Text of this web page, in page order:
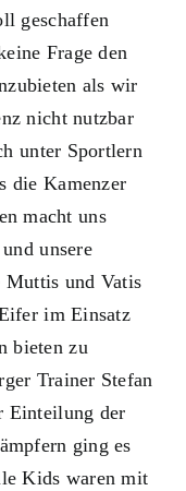
geschaffen
Frage den
als wir
nicht nutzbar
unter Sportlern
die Kamenzer
macht uns
unsere
Muttis und Vatis
im Einsatz
bieten zu
Trainer Stefan
Einteilung der
ging es
Kids waren mit